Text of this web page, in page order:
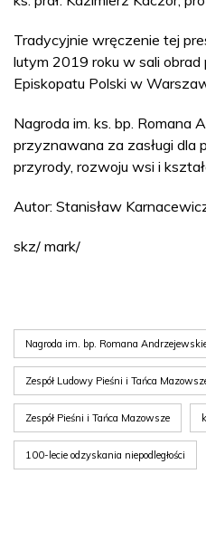
Tradycyjnie wręczenie tej
lutym 2019 roku w sali obrad
Episkopatu Polski w
Nagroda im. ks. bp. Romana
przyznawana za zasługi dla
przyrody, rozwoju wsi i
Autor: Stanisław
skz/ mark/
Nagroda im. bp. Romana
Zespół Ludowy Pieśni i Tańca
Zespół Pieśni i Tańca Mazowsze
100-lecie odzyskania niepodległości